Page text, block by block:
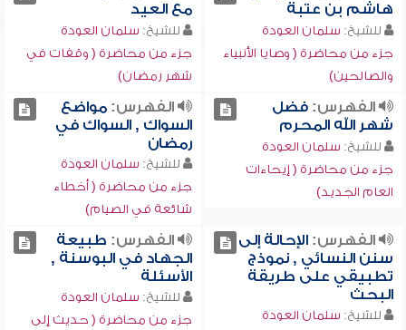
هاشم بن عتبة
للشيخ: سلمان العودة
جزء من محاضرة ( وصايا الأنبياء
والصالحين)
مع العيد
للشيخ: سلمان العودة
جزء من محاضرة ( وقفات في
شهر رمضان)
الفهرس:فضل
شهر الله المحرم
للشيخ: سلمان العودة
جزء من محاضرة ( إيحاءات
العام الجديد)
الفهرس:مواضع
السواك , السواك في
رمضان
للشيخ: سلمان العودة
جزء من محاضرة ( أخطاء
شائعة في الصيام)
الفهرس:الإحالة إلى
سنن النسائي , نموذج
تطبيقي على طريقة
البحث
للشيخ: سلمان العودة
الفهرس: طبيعة
الجهاد في البوسنة ,
الأسئلة
للشيخ: سلمان العودة
جزء من محاضرة ( حديث إلى